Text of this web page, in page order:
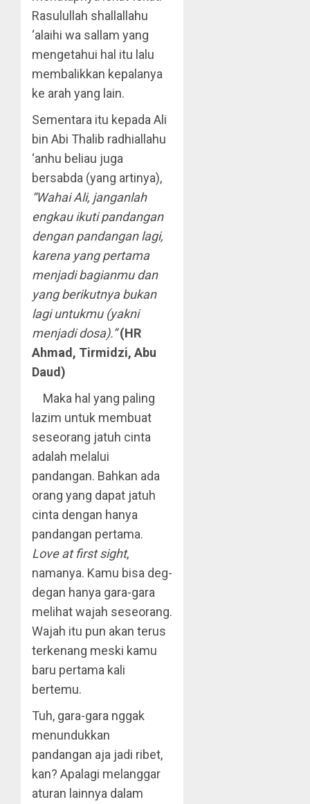
Rasulullah shallallahu
‘alaihi wa sallam yang
mengetahui hal itu lalu
membalikkan kepalanya
ke arah yang lain.
Sementara itu kepada Ali
bin Abi Thalib radhiallahu
‘anhu beliau juga
bersabda (yang artinya),
“Wahai Ali, janganlah
engkau ikuti pandangan
dengan pandangan lagi,
karena yang pertama
menjadi bagianmu dan
yang berikutnya bukan
lagi untukmu (yakni
menjadi dosa).” (HR
Ahmad, Tirmidzi, Abu
Daud)
Maka hal yang paling
lazim untuk membuat
seseorang jatuh cinta
adalah melalui
pandangan. Bahkan ada
orang yang dapat jatuh
cinta dengan hanya
pandangan pertama.
Love at first sight,
namanya. Kamu bisa deg-
degan hanya gara-gara
melihat wajah seseorang.
Wajah itu pun akan terus
terkenang meski kamu
baru pertama kali
bertemu.
Tuh, gara-gara nggak
menundukkan
pandangan aja jadi ribet,
kan? Apalagi melanggar
aturan lainnya dalam